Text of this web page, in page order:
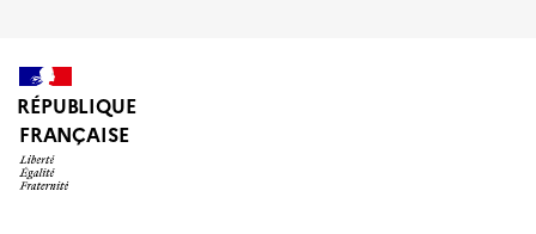
RÉPUBLIQUE
FRANÇAISE